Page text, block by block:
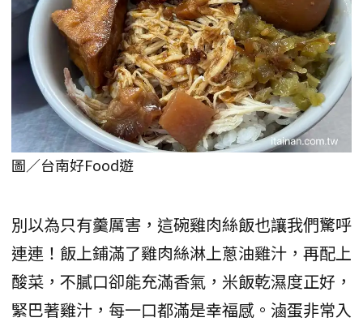
圖／台南好Food遊
別以為只有羹厲害，這碗雞肉絲飯也讓我們驚呼
連連！飯上鋪滿了雞肉絲淋上蔥油雞汁，再配上
酸菜，不膩口卻能充滿香氣，米飯乾濕度正好，
緊巴著雞汁，每一口都滿是幸福感。滷蛋非常入